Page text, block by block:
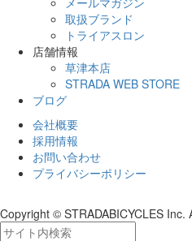
取扱ブランド
トライアスロン
店舗情報
草津本店
STRADA WEB STORE
ブログ
会社概要
採用情報
お問い合わせ
プライバシーポリシー
Copyright © STRADABICYCLES Inc.